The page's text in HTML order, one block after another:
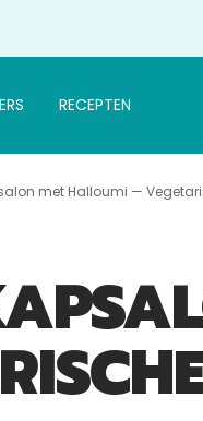
RECEPTEN
met Halloumi —